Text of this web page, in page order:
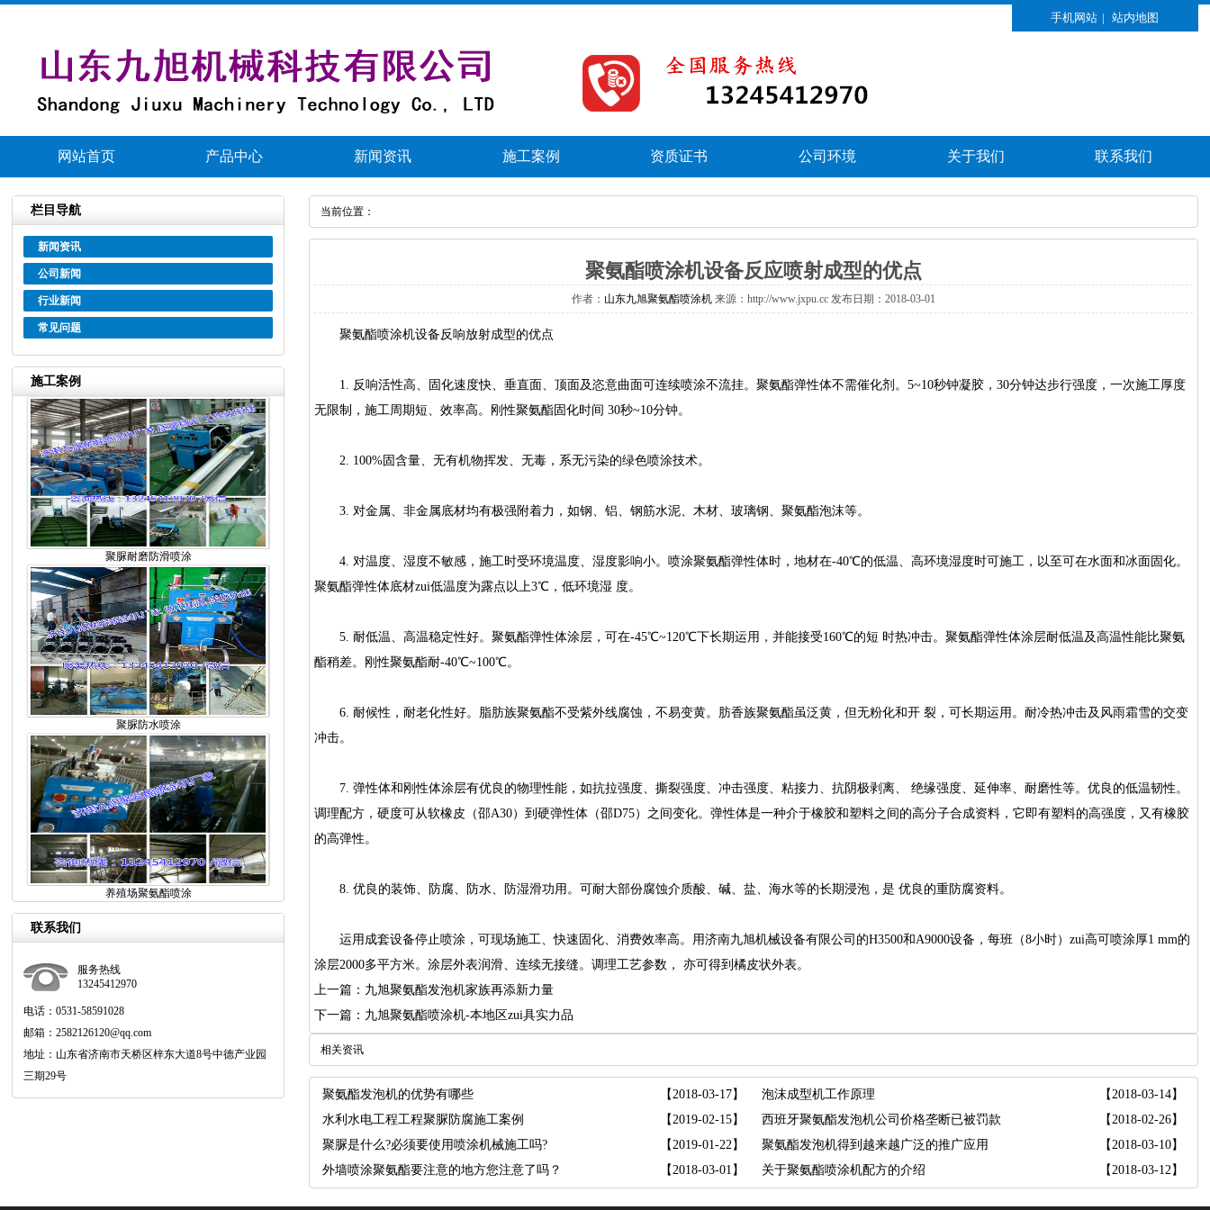
手机网站 | 站内地图
网站首页 产品中心 新闻资讯 施工案例 资质证书 公司环境 关于我们 联系我们
栏目导航
新闻资讯
公司新闻
行业新闻
常见问题
施工案例
聚脲耐磨防滑喷涂
聚脲防水喷涂
养殖场聚氨酯喷涂
联系我们
服务热线
13245412970
电话：0531-58591028
邮箱：2582126120@qq.com
地址：山东省济南市天桥区梓东大道8号中德产业园
三期29号
当前位置：
聚氨酯喷涂机设备反应喷射成型的优点
作者： 山东九旭聚氨酯喷涂机来源：http://www.jxpu.cc发布日期：2018-03-01
聚氨酯喷涂机设备反响放射成型的优点
1.反响活性高、固化速度快、垂直面、顶面及恣意曲面可连续喷涂不流挂。聚氨酯弹性体不需催化剂。5~10秒钟凝胶，30分钟达步行强度，一次施工厚度
无限制，施工周期短、效率高。刚性聚氨酯固化时间30秒~10分钟。
2.100%固含量、无有机物挥发、无毒，系无污染的绿色喷涂技术。
3.对金属、非金属底材均有极强附着力，如钢、铝、钢筋水泥、木材、玻璃钢、聚氨酯泡沫等。
4.对温度、湿度不敏感，施工时受环境温度、湿度影响小。喷涂聚氨酯弹性体时，地材在-40℃的低温、高环境湿度时可施工，以至可在水面和冰面固化。
聚氨酯弹性体底材zui低温度为露点以上3℃，低环境湿度。
5.耐低温、高温稳定性好。聚氨酯弹性体涂层，可在-45℃~120℃下长期运用，并能接受160℃的短时热冲击。聚氨酯弹性体涂层耐低温及高温性能比聚氨
酯稍差。刚性聚氨酯耐-40℃~100℃。
6.耐候性，耐老化性好。脂肪族聚氨酯不受紫外线腐蚀，不易变黄。肪香族聚氨酯虽泛黄，但无粉化和开裂，可长期运用。耐冷热冲击及风雨霜雪的交变
冲击。
7.弹性体和刚性体涂层有优良的物理性能，如抗拉强度、撕裂强度、冲击强度、粘接力、抗阴极剥离、绝缘强度、延伸率、耐磨性等。优良的低温韧性。
调理配方，硬度可从软橡皮（邵A30）到硬弹性体（邵D75）之间变化。弹性体是一种介于橡胶和塑料之间的高分子合成资料，它即有塑料的高强度，又有橡胶
的高弹性。
8.优良的装饰、防腐、防水、防湿滑功用。可耐大部份腐蚀介质酸、碱、盐、海水等的长期浸泡，是优良的重防腐资料。
运用成套设备停止喷涂，可现场施工、快速固化、消费效率高。用济南九旭机械设备有限公司的H3500和A9000设备，每班（8小时）zui高可喷涂厚1mm的
涂层2000多平方米。涂层外表润滑、连续无接缝。调理工艺参数，亦可得到橘皮状外表。
上一篇：九旭聚氨酯发泡机家族再添新力量
下一篇：九旭聚氨酯喷涂机-本地区zui具实力品
相关资讯
聚氨酯发泡机的优势有哪些 【2018-03-17】 泡沫成型机工作原理
【2018-03-14】
水利水电工程工程聚脲防腐施工案例
【2019-02-15】 西班牙聚氨酯发泡机公司价格垄断已被罚款
【2018-02-26】
聚脲是什么?必须要使用喷涂机械施工吗?
【2019-01-22】 聚氨酯发泡机得到越来越广泛的推广应用
【2018-03-10】
外墙喷涂聚氨酯要注意的地方您注意了吗？
【2018-03-01】 关于聚氨酯喷涂机配方的介绍 【2018-03-12】